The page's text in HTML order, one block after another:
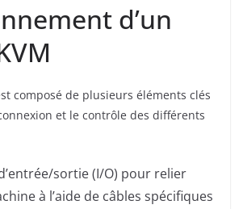
d’un
composé de plusieurs éléments clés
et le contrôle des différents
sortie (I/O) pour relier
à l’aide de câbles spécifiques